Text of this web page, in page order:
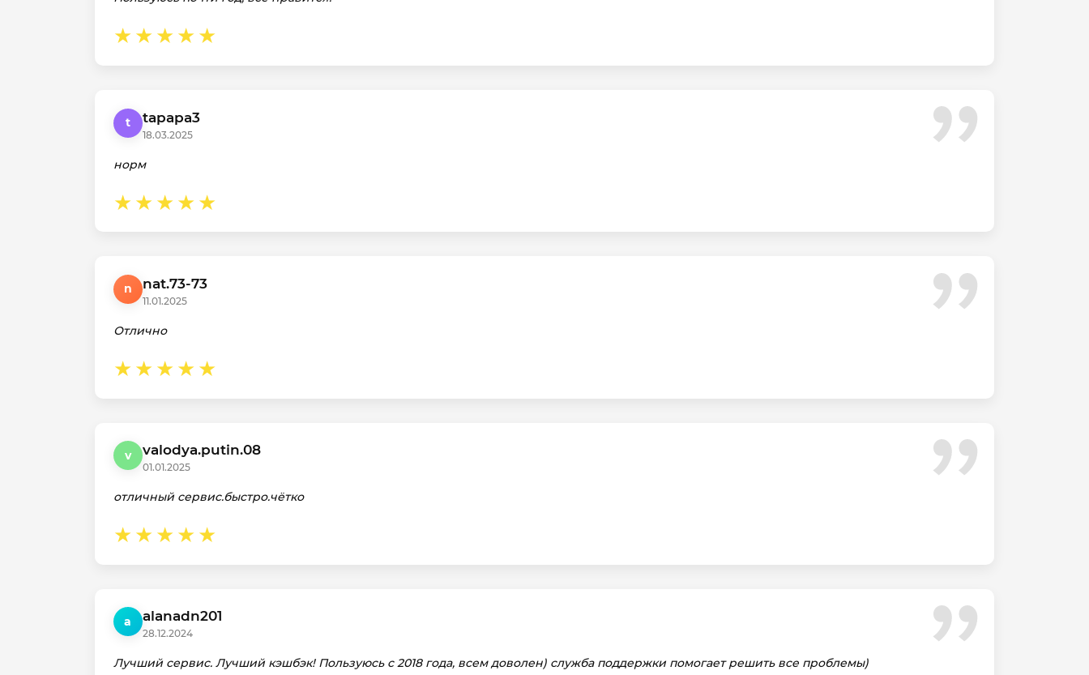
t tapapa3
18.03.2025
норм
n nat.73-73
11.01.2025
Отлично
v valodya.putin.08
01.01.2025
отличный сервис.быстро.чётко
a alanadn201
28.12.2024
Лучший сервис. Лучший кэшбэк! Пользуюсь с 2018 года, всем доволен) служба поддержки помогает решить все проблемы)